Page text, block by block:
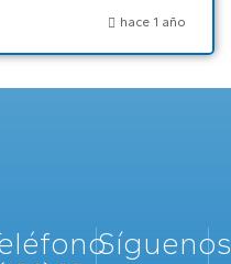
hace 1 año